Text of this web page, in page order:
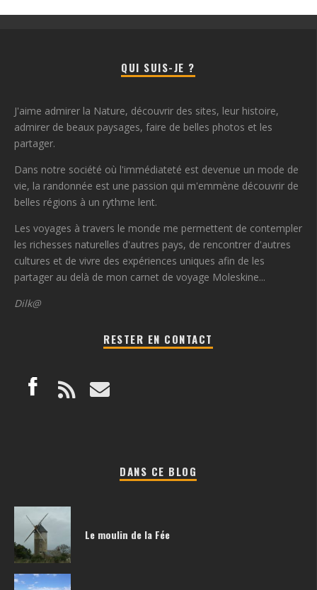
QUI SUIS-JE ?
J'aime admirer la Nature, découvrir des sites, leur histoire,
admirer de beaux paysages, faire de belles photos et les
partager.
Dans notre société où l'immédiateté est devenue un mode de
vie, la randonnée est une passion qui m'emmène découvrir de
belles régions à un rythme lent.
Les voyages à travers le monde me permettent de contempler
les richesses naturelles d'autres pays, de rencontrer d'autres
cultures et de vivre des expériences uniques afin de les
partager au delà de mon carnet de voyage Moleskine...
Dilk@
RESTER EN CONTACT
DANS CE BLOG
Le moulin de la Fée